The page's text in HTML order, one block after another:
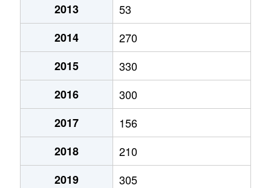
2013
53
2014
270
2015
330
2016
300
2017
156
2018
210
2019
305